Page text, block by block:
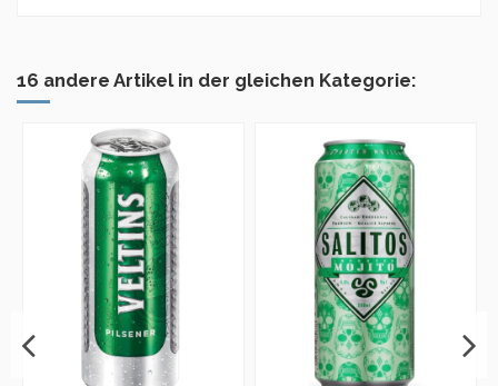
16 andere Artikel in der gleichen Kategorie: